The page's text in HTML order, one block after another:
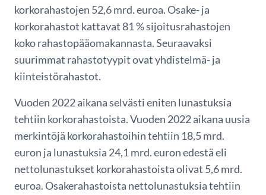
korkorahastojen 52,6 mrd. euroa. Osake- ja
korkorahastot kattavat 81 % sijoitusrahastojen
koko rahastopääomakannasta. Seuraavaksi
suurimmat rahastotyypit ovat yhdistelmä- ja
kiinteistörahastot.
Vuoden 2022 aikana selvästi eniten lunastuksia
tehtiin korkorahastoista. Vuoden 2022 aikana uusia
merkintöjä korkorahastoihin tehtiin 18,5 mrd.
euron ja lunastuksia 24,1 mrd. euron edestä eli
nettolunastukset korkorahastoista olivat 5,6 mrd.
euroa. Osakerahastoista nettolunastuksia tehtiin